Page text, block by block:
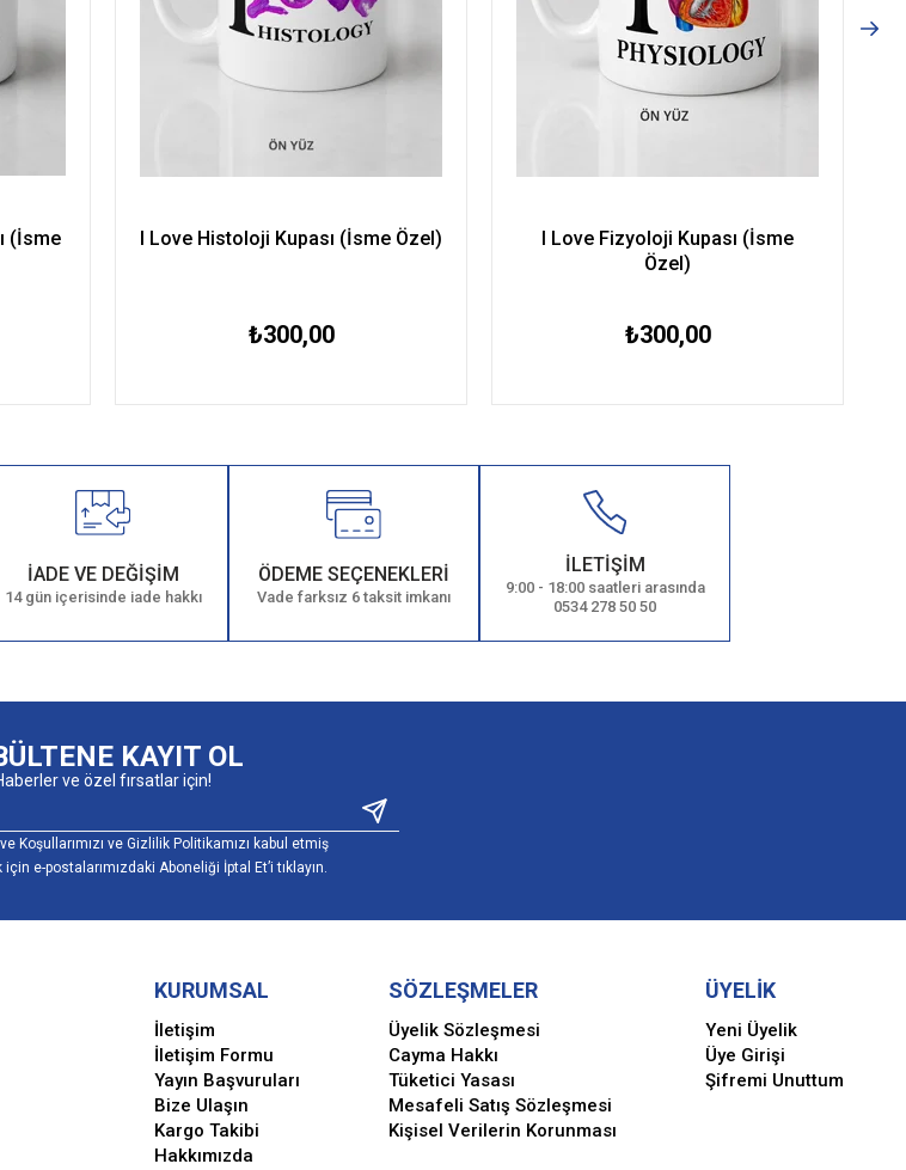
(İsme
I Love Histoloji Kupası (İsme Özel)
₺300,00
I Love Fizyoloji Kupası (İsme
Özel)
₺300,00
İADE VE DEĞİŞİM
14 gün içerisinde iade hakkı
ÖDEME SEÇENEKLERİ
Vade farksız 6 taksit imkanı
İLETİŞİM
9:00 - 18:00 saatleri arasında
0534 278 50 50
KAYIT OL
ve özel fırsatlar için!
Koşullarımızı ve Gizlilik Politikamızı kabul etmiş
e-postalarımızdaki Aboneliği İptal Et’i tıklayın.
KURUMSAL
İletişim
İletişim Formu
Yayın Başvuruları
Bize Ulaşın
Kargo Takibi
Hakkımızda
SÖZLEŞMELER
Üyelik Sözleşmesi
Cayma Hakkı
Tüketici Yasası
Mesafeli Satış Sözleşmesi
Kişisel Verilerin Korunması
ÜYELİK
Yeni Üyelik
Üye Girişi
Şifremi Unuttum